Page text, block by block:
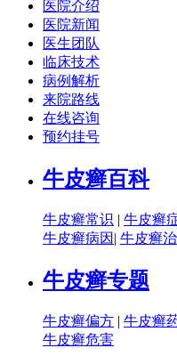
医院介绍
医院新闻
医生团队
临床技术
病例解析
来院路线
在线咨询
预约挂号
牛皮癣百科
牛皮癣常识 | 牛皮癣
牛皮癣病因 | 牛皮癣
牛皮癣专题
牛皮癣偏方 | 牛皮癣
牛皮癣危害